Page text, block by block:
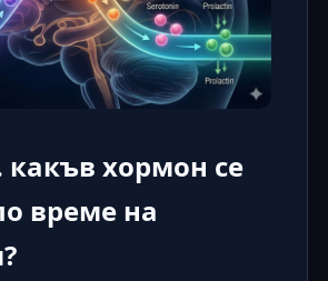
какъв хормон се
време на